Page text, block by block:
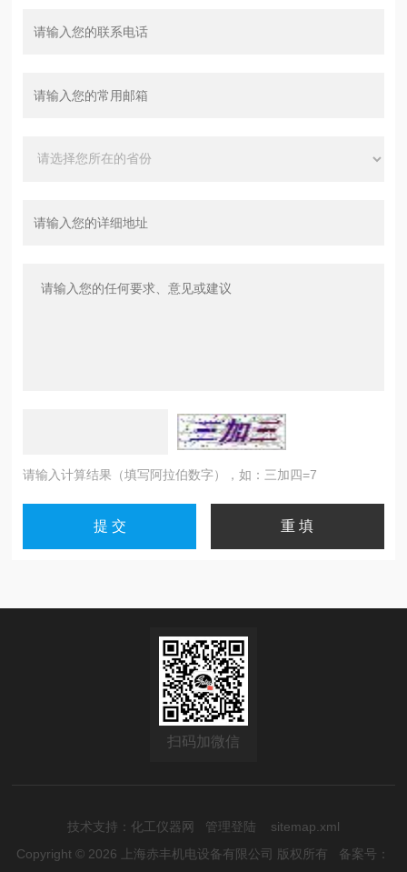
请输入计算结果（填写阿拉伯数字），如：三加四=7
扫码加微信
技术支持： 化工仪器网 管理登陆
sitemap.xml
Copyright © 2026 上海赤丰机电设备有限公司 版权所有 备案号：